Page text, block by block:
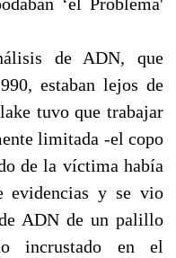
de ADN, que
estaban lejos de
tuvo que trabajar
limitada -el copo
de la víctima había
evidencias y se vio
ADN de un palillo
incrustado en el